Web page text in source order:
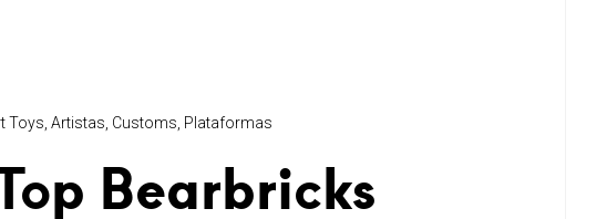
Toys Artistas Customs Plataformas
Bearbricks